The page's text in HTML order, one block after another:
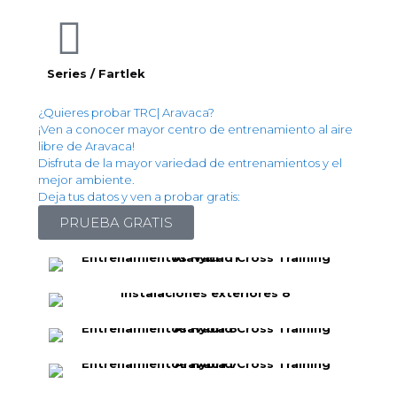
Series / Fartlek
¿Quieres probar TRC| Aravaca?
¡Ven a conocer mayor centro de entrenamiento al aire
libre de Aravaca!
Disfruta de la mayor variedad de entrenamientos y el
mejor ambiente.
Deja tus datos y ven a probar gratis:
PRUEBA GRATIS